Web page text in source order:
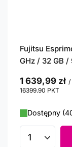
Fujitsu
GHz / 32 GB /
1 639,99 zł /
16399.90 PKT
Dostępny
Ilość